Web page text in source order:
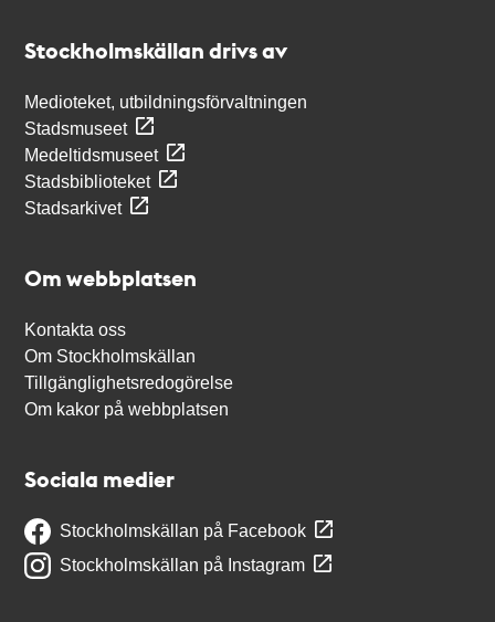
Stockholmskällan drivs av
Medioteket, utbildningsförvaltningen
Stadsmuseet
Medeltidsmuseet
Stadsbiblioteket
Stadsarkivet
Om webbplatsen
Kontakta oss
Om Stockholmskällan
Tillgänglighetsredogörelse
Om kakor på webbplatsen
Sociala medier
Stockholmskällan på Facebook
Stockholmskällan på Instagram